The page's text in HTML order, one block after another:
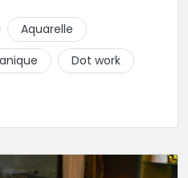
ressemble.
Aquarelle
Dot work